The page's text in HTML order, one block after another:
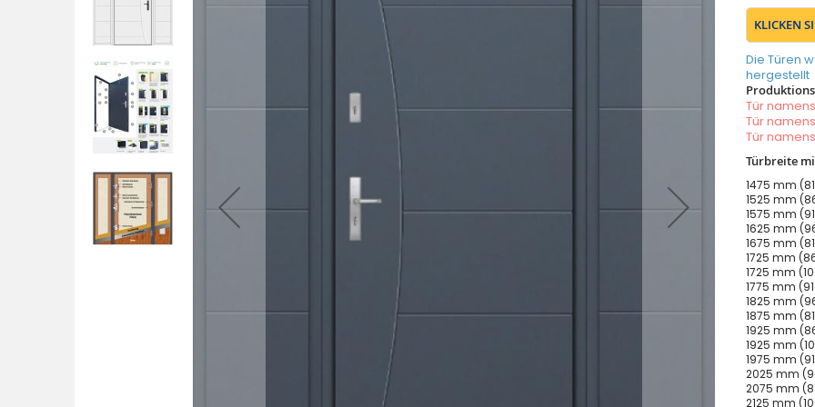
KLICKEN
Die Türen
hergestellt
Tür
Tür
Tür
Türbreite
1475 mm
1525 mm
1575 mm
1625 mm
1675 mm
1725 mm
1725 mm
1775 mm
1825 mm
1875 mm
1925 mm
1925 mm
1975 mm
2025 mm
2075 mm
2125 mm